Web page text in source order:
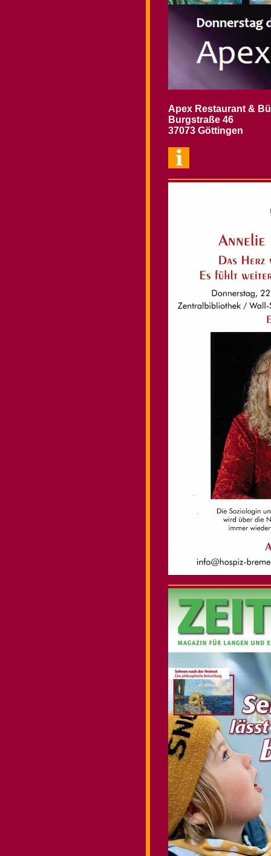
Apex Restaurant &
Burgstraße 46
37073 Göttingen